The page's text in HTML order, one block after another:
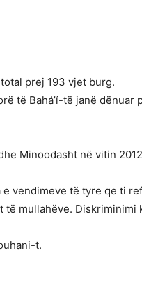
prej 193 vjet burg.
të Bahá’í-të janë dënuar
Minoodasht në vitin
vendimeve të tyre qe ti
mullahëve.
t.